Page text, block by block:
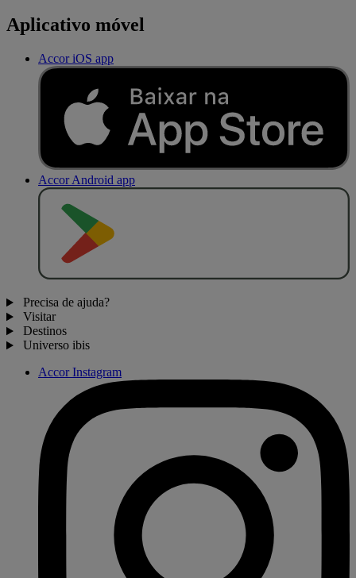
Aplicativo móvel
Accor iOS app
Accor Android app
Precisa de ajuda?
Visitar
Destinos
Universo ibis
Accor Instagram